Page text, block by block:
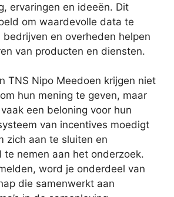
ervaringen en ideeën. Dit
om waardevolle data te
en overheden helpen
van producten en diensten.
TNS Nipo Meedoen krijgen niet
hun mening te geven, maar
een beloning voor hun
van incentives moedigt
zich aan te sluiten en
te nemen aan het onderzoek.
word je onderdeel van
die samenwerkt aan